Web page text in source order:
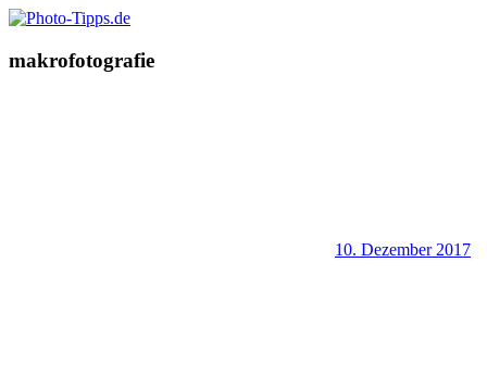
makrofotografie
10. Dezember 2017